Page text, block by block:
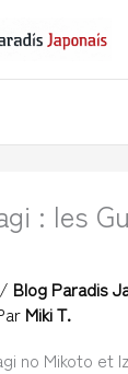
: les
/ Blog Paradis
Miki T.
no Mikoto et